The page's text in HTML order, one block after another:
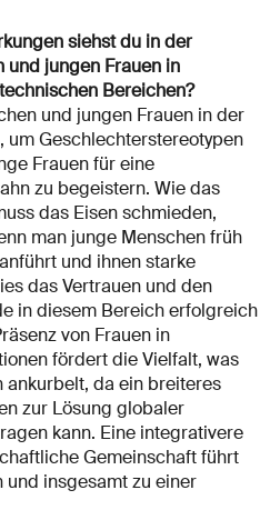
siehst du in der
und jungen Frauen in
Bereichen?
und jungen Frauen in der
Geschlechterstereotypen
Frauen für eine
zu begeistern. Wie das
das Eisen schmieden,
man junge Menschen früh
und ihnen starke
das Vertrauen und den
in diesem Bereich erfolgreich
von Frauen in
fördert die Vielfalt, was
ankurbelt, da ein breiteres
zur Lösung globaler
kann. Eine integrativere
Gemeinschaft führt
und insgesamt zu einer